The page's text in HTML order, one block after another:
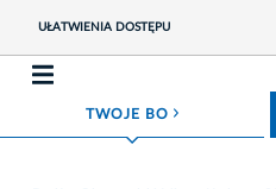
UŁATWIENIA DOSTĘPU
TWOJE BO ROZWIŃ MENU